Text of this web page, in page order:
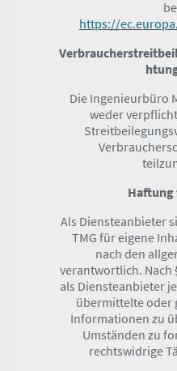
https://
Die Ingenieurbüro
weder
Als Diensteanbieter
TMG für eigene
nach den
verantwortlich. Nach
als Diensteanbieter
übermittelte oder
Informationen zu
Umständen zu
rechtswidrige